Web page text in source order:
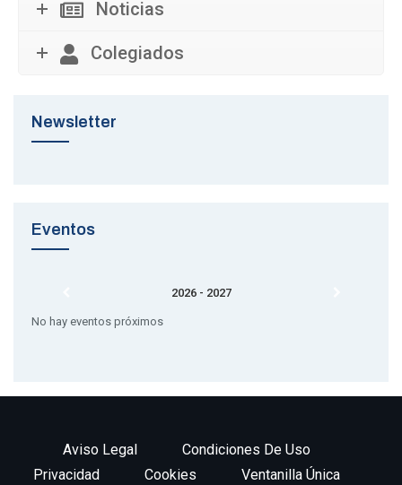
Noticias
Colegiados
Newsletter
Eventos
2026 - 2027
No hay eventos próximos
Aviso Legal
Condiciones De Uso
Privacidad
Cookies Ventanilla Única